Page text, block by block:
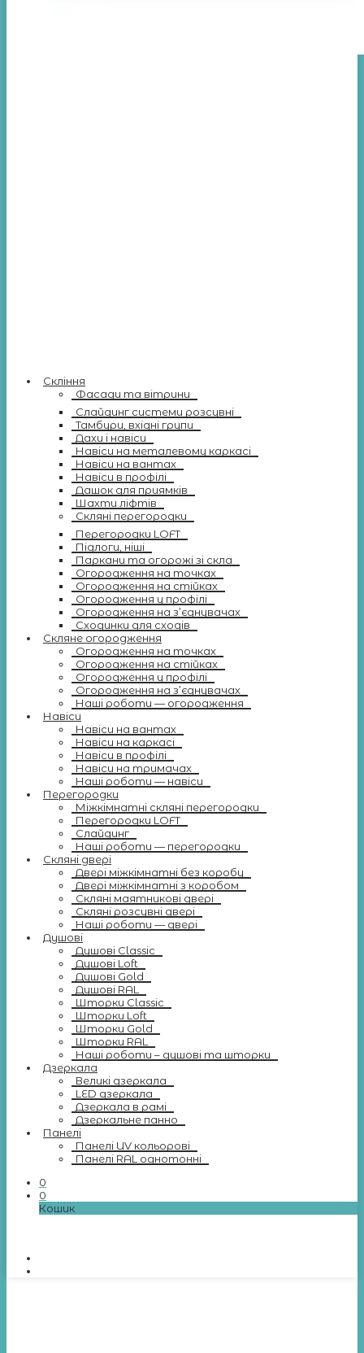
Скління
Фасади та вітрини
Слайдинг системи розсувні
Тамбури, вхідні групи
Дахи і навіси
Навіси на металевому каркасі
Навіси на вантах
Навіси в профілі
Дашок для приямків
Шахти ліфтів
Скляні перегородки
Перегородки LOFT
Підлоги, ніші
Паркани та огорожі зі скла
Огородження на точках
Огородження на стійках
Огородження у профілі
Огородження на з’єднувачах
Сходинки для сходів
Скляне огородження
Огородження на точках
Огородження на стійках
Огородження у профілі
Огородження на з’єднувачах
Наші роботи — огородження
Навіси
Навіси на вантах
Навіси на каркасі
Навіси в профілі
Навіси на тримачах
Наші роботи — навіси
Перегородки
Міжкімнатні скляні перегородки
Перегородки LOFT
Слайдинг
Наші роботи — перегородки
Скляні двері
Двері міжкімнатні без коробу
Двері міжкімнатні з коробом
Скляні маятникові двері
Скляні розсувні двері
Наші роботи — двері
Душові
Душові Classic
Душові Loft
Душові Gold
Душові RAL
Шторки Classic
Шторки Loft
Шторки Gold
Шторки RAL
Наші роботи – душові та шторки
Дзеркала
Великі дзеркала
LED дзеркала
Дзеркала в рамі
Дзеркальне панно
Панелі
Панелі UV кольорові
Панелі RAL однотонні
0
0
Кошик